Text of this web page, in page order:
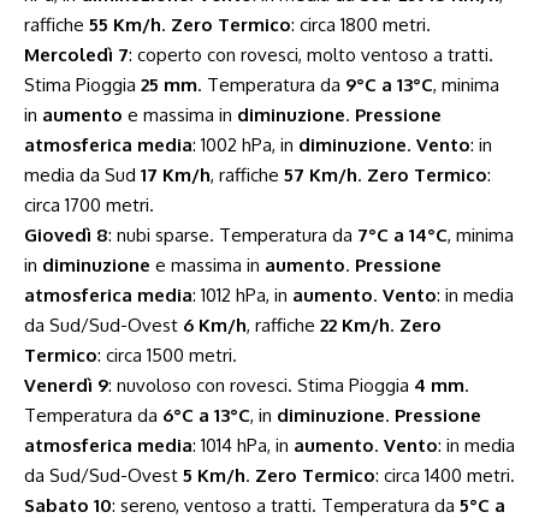
raffiche 55 Km/h. Zero Termico: circa 1800 metri.
Mercoledì 7: coperto con rovesci, molto ventoso a tratti.
Stima Pioggia 25 mm. Temperatura da 9°C a 13°C, minima
in aumento e massima in diminuzione. Pressione
atmosferica media: 1002 hPa, in diminuzione. Vento: in
media da Sud 17 Km/h, raffiche 57 Km/h. Zero Termico:
circa 1700 metri.
Giovedì 8: nubi sparse. Temperatura da 7°C a 14°C, minima
in diminuzione e massima in aumento. Pressione
atmosferica media: 1012 hPa, in aumento. Vento: in media
da Sud/Sud-Ovest 6 Km/h, raffiche 22 Km/h. Zero
Termico: circa 1500 metri.
Venerdì 9: nuvoloso con rovesci. Stima Pioggia 4 mm.
Temperatura da 6°C a 13°C, in diminuzione. Pressione
atmosferica media: 1014 hPa, in aumento. Vento: in media
da Sud/Sud-Ovest 5 Km/h. Zero Termico: circa 1400 metri.
Sabato 10: sereno, ventoso a tratti. Temperatura da 5°C a